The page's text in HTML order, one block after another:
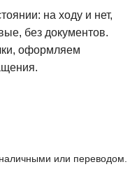
на ходу и нет,
без документов.
оформляем
или переводом.